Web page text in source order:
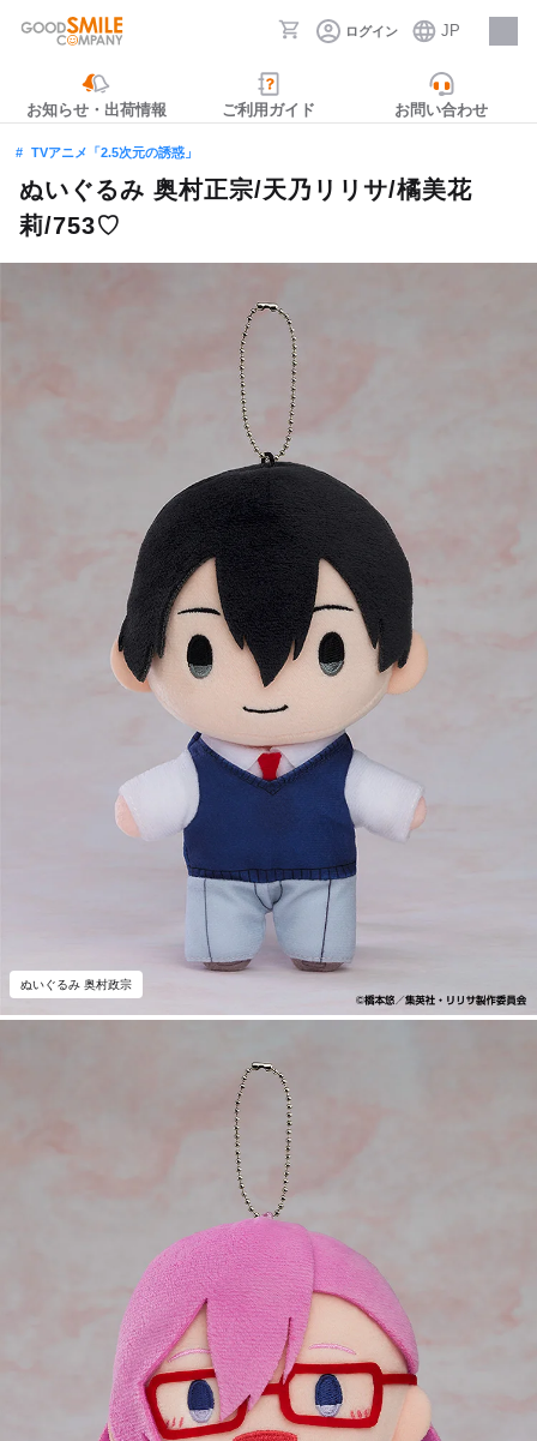
ログイン JP
採用情報
お知らせ・出荷情報 ご利用ガイド お問い合わせ
TVアニメ「2.5次元の誘惑」
ぬいぐるみ 奥村正宗/天乃リリサ/橘美花
莉/753♡
ぬいぐるみ 奥村政宗